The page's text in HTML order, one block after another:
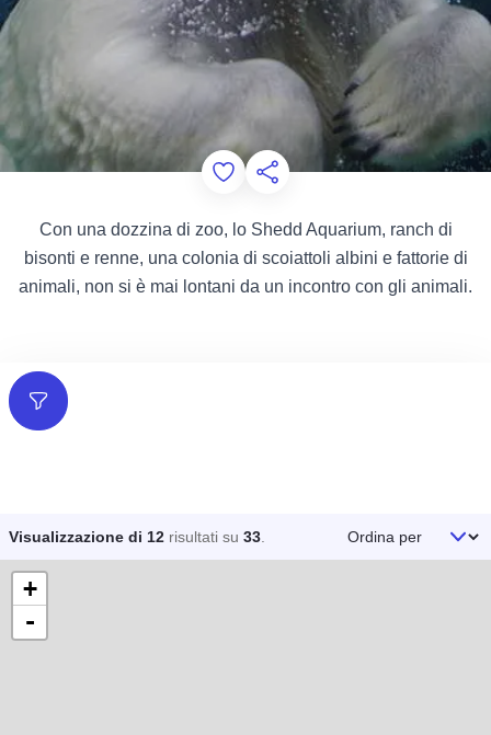
Add to Favorites
Condividi questa pagina
Con una dozzina di zoo, lo Shedd Aquarium, ranch di
bisonti e renne, una colonia di scoiattoli albini e fattorie di
animali, non si è mai lontani da un incontro con gli animali.
Filtri
Visualizzazione di 12 risultati su 33 Ordina per
+
-